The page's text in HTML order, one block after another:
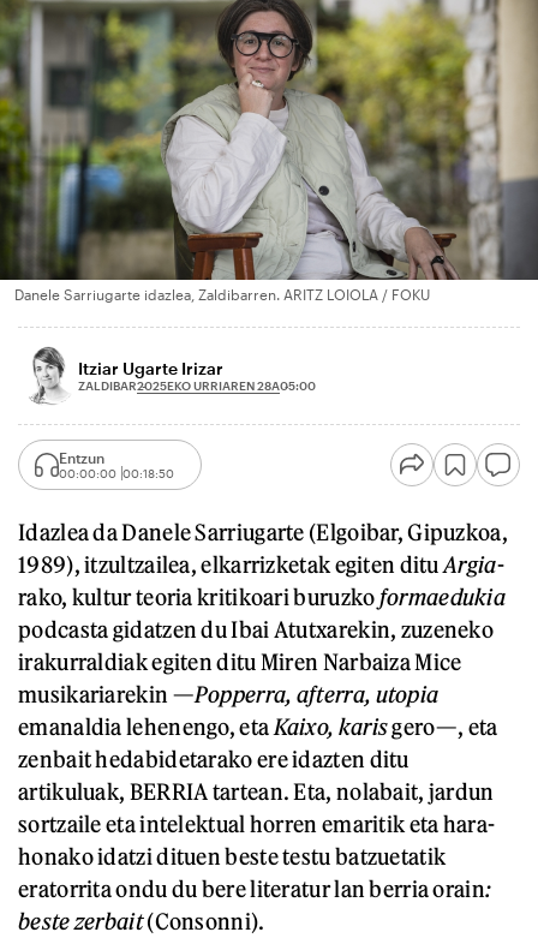
Danele Sarriugarte idazlea, Zaldibarren. ARITZ LOIOLA / FOKU
Itziar Ugarte Irizar
ZALDIBAR2025EKO URRIAREN 28A05:00
Entzun
00:00:00 00:18:50
Idazlea da Danele Sarriugarte (Elgoibar, Gipuzkoa,
1989), itzultzailea, elkarrizketak egiten dituArgia-
rako, kultur teoria kritikoari buruzko formaedukia
podcasta gidatzen du Ibai Atutxarekin, zuzeneko
irakurraldiak egiten ditu Miren Narbaiza Mice
musikariarekin —Popperra, afterra, utopia
emanaldia lehenengo, eta Kaixo, karisgero—, eta
zenbait hedabidetarako ere idazten ditu
artikuluak, BERRIA tartean. Eta, nolabait, jardun
sortzaile eta intelektual horren emaritik eta hara-
honako idatzi dituen beste testu batzuetatik
eratorrita ondu du bere literatur lan berria orain:
beste zerbait(Consonni).